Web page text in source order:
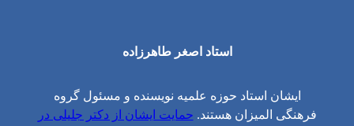
استاد اصغر طاهرزاده
ایشان استاد حوزه علمیه نویسنده و مسئول گروه
فرهنگی المیزان هستند. حمایت ایشان از دکتر جلیلی در